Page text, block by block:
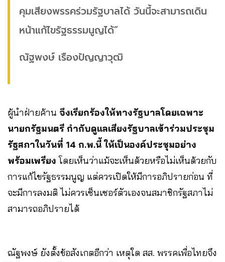
คุมเสียงพรรคร่วมรัฐบาลได้ วันนี้จะสามารถเดิน
หน้าแก้ไขรัฐธรรมนูญได้”
ณัฐพงษ์ เรืองปัญญาวุฒิ
ผู้นำฝ่ายค้าน จึงเรียกร้องให้ทางรัฐบาลโดยเฉพาะ
นายกรัฐมนตรี กำกับดูแลเสียงรัฐบาลเข้าร่วมประชุม
รัฐสภาในวันที่ 14 ก.พ.นี้ ให้เป็นองค์ประชุมอย่าง
พร้อมเพรียงโดยเห็นว่าแม้จะเห็นด้วยหรือไม่เห็นด้วยกับ
การแก้ไขรัฐธรรมนูญ แต่ควรเปิดให้มีการอภิปรายก่อน ที่
จะมีการลงมติ ไม่ควรเซ็นเซอร์ตัวเองจนสมาชิกรัฐสภาไม่
สามารถอภิปรายได้
ณัฐพงษ์ ยังตั้งข้อสังเกตอีกว่า เหตุใด สส. พรรคเพื่อไทยจึง